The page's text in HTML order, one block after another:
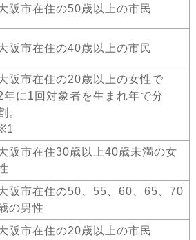
阪市在住の50歳以上の市民
阪市在住の40歳以上の市民
阪市在住の20歳以上の女性で
年に1回対象者を生まれ年で分
。
阪市在住30歳以上40歳未満の女
阪市在住の50、55、60、65、70
の男性
阪市在住の20歳以上の市民